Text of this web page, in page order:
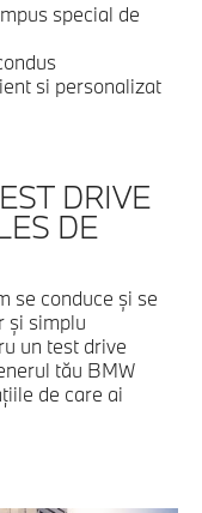
special de
si personalizat
DRIVE
DE
se conduce şi se
şi simplu
un test drive
tău BMW
de care ai